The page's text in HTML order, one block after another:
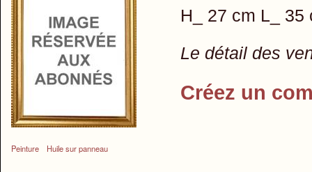
Peinture Huile sur panneau
H_ 27 cm L_ 35
Le détail des
Créez un